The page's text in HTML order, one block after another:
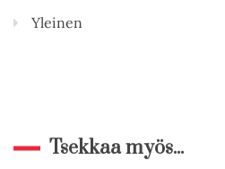
Yleinen
Tsekkaa myös...